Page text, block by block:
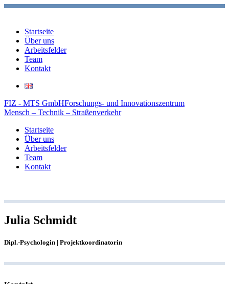
Startseite
Über uns
Arbeitsfelder
Team
Kontakt
FIZ - MTS GmbHForschungs- und Innovationszentrum
Mensch – Technik – Straßenverkehr
Startseite
Über uns
Arbeitsfelder
Team
Kontakt
Julia Schmidt
Dipl.-Psychologin | Projektkoordinatorin